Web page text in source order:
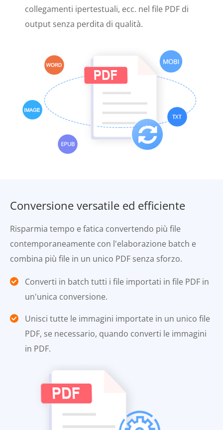
collegamenti ipertestuali, ecc. nel file PDF di
output senza perdita di qualità.
Conversione versatile ed efficiente
Risparmia tempo e fatica convertendo più file
contemporaneamente con l'elaborazione batch e
combina più file in un unico PDF senza sforzo.
Converti in batch tutti i file importati in file PDF in
un'unica conversione.
Unisci tutte le immagini importate in un unico file
PDF, se necessario, quando converti le immagini
in PDF.